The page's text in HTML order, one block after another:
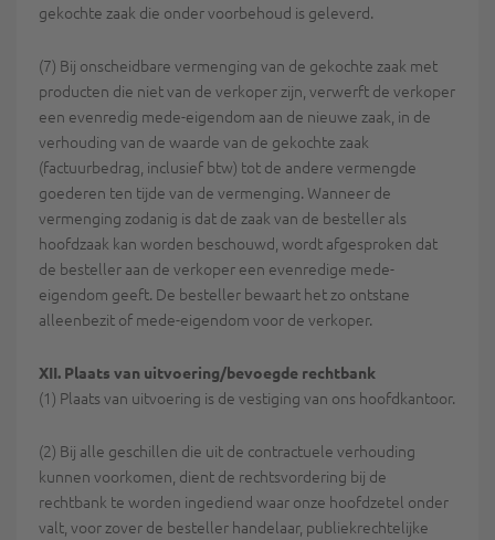
gekochte zaak die onder voorbehoud is geleverd.
(7) Bij onscheidbare vermenging van de gekochte zaak met
producten die niet van de verkoper zijn, verwerft de verkoper
een evenredig mede-eigendom aan de nieuwe zaak, in de
verhouding van de waarde van de gekochte zaak
(factuurbedrag, inclusief btw) tot de andere vermengde
goederen ten tijde van de vermenging. Wanneer de
vermenging zodanig is dat de zaak van de besteller als
hoofdzaak kan worden beschouwd, wordt afgesproken dat
de besteller aan de verkoper een evenredige mede-
eigendom geeft. De besteller bewaart het zo ontstane
alleenbezit of mede-eigendom voor de verkoper.
XII. Plaats van uitvoering/bevoegde rechtbank
(1) Plaats van uitvoering is de vestiging van ons hoofdkantoor.
(2) Bij alle geschillen die uit de contractuele verhouding
kunnen voorkomen, dient de rechtsvordering bij de
rechtbank te worden ingediend waar onze hoofdzetel onder
valt, voor zover de besteller handelaar, publiekrechtelijke